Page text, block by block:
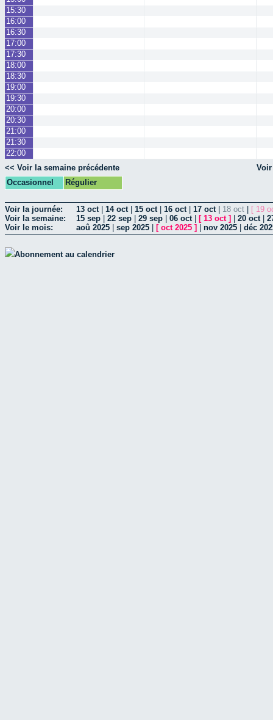
15:30
16:00
16:30
17:00
17:30
18:00
18:30
19:00
19:30
20:00
20:30
21:00
21:30
22:00
<< Voir la semaine précédente
Occasionnel
Régulier
Voir la journée: 13 oct| 14 oct| 15 oct| 16 oct| 17 oct| 18 oct
[ 19
Voir la semaine:
15 sep 22 sep 29 sep 06 oct| [ 13 oct] 20 oct|
Voir le mois:
aoû 2025 sep 2025 [ oct 2025 ] nov 2025 déc
Abonnement au calendrier